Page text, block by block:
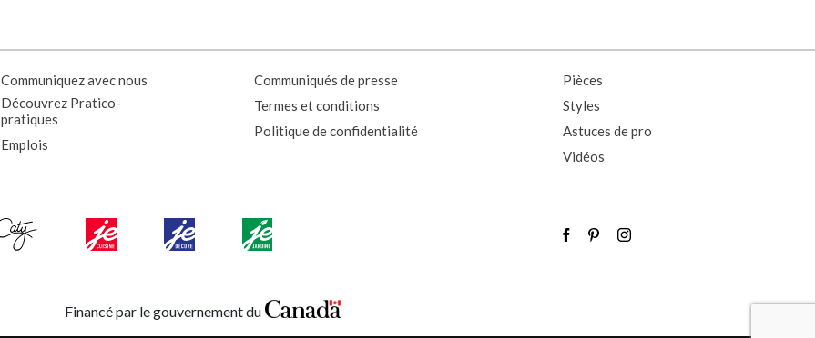
Communiquez avec nous
Découvrez Pratico-
pratiques
Emplois
Communiqués de presse
Termes et conditions
Politique de confidentialité
Pièces
Styles
Astuces de pro
Vidéos
Financé par le gouvernement du